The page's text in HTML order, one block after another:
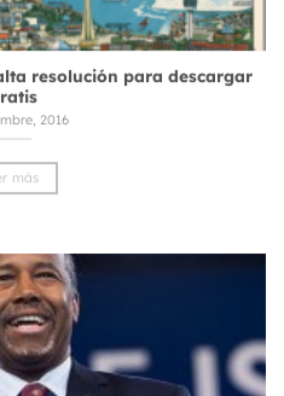
resolución para descargar
2016
más